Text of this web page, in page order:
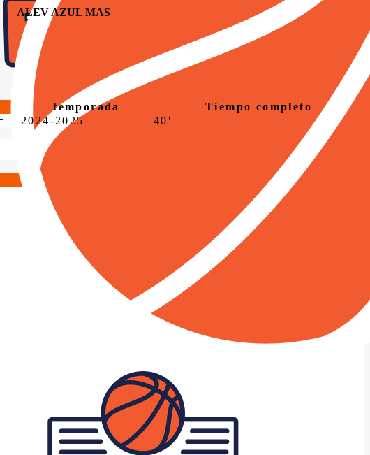
ALEV AZUL MAS
temporada
Tiempo completo
2024-2025 40'